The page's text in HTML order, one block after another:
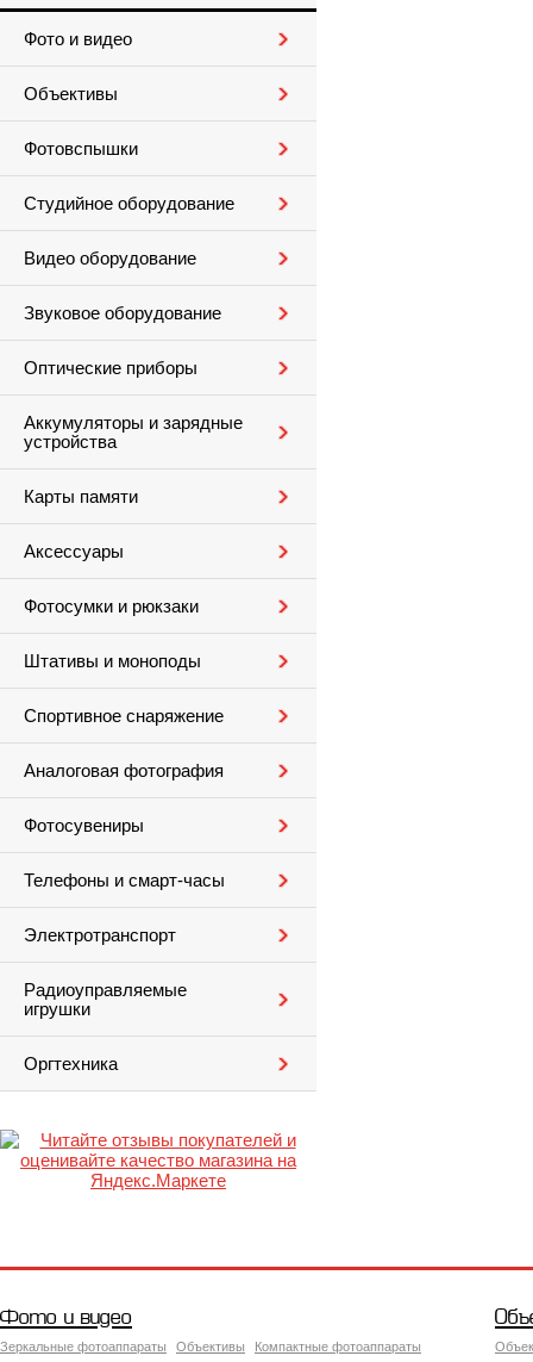
Фото и видео
Объективы
Фотовспышки
Студийное оборудование
Видео оборудование
Звуковое оборудование
Оптические приборы
Аккумуляторы и зарядные
устройства
Карты памяти
Аксессуары
Фотосумки и рюкзаки
Штативы и моноподы
Спортивное снаряжение
Аналоговая фотография
Фотосувениры
Телефоны и смарт-часы
Электротранспорт
Радиоуправляемые
игрушки
Оргтехника
Фото и видео
Зеркальные фотоаппараты Объективы
Компактные фотоаппараты